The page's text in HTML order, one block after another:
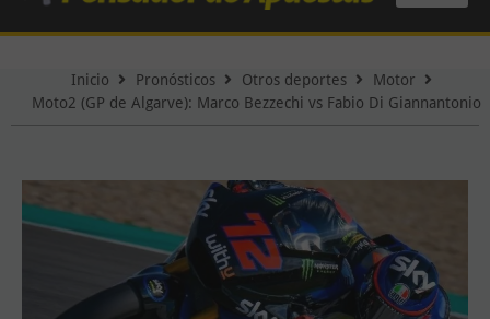
Inicio Pronósticos Otros deportes
Motor
Moto2 (GP de Algarve): Marco Bezzechi vs Fabio Di Giannantonio